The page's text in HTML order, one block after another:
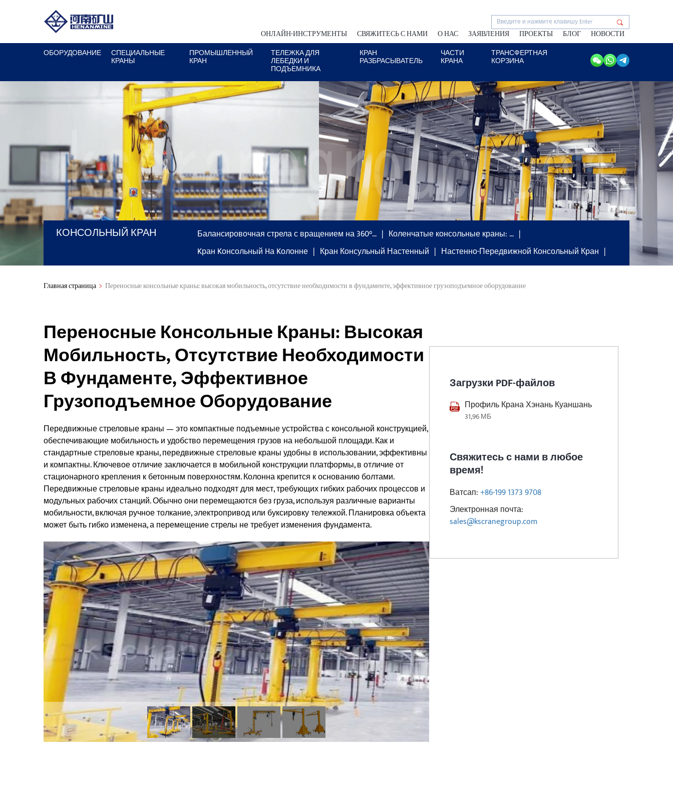
ОНЛАЙН-ИНСТРУМЕНТЫ СВЯЖИТЕСЬ С НАМИ О НАС ЗАЯВЛЕНИЯ ПРОЕКТЫ БЛОГ
НОВОСТИ
ОБОРУДОВАНИЕ
СПЕЦИАЛЬНЫЕ
КРАНЫ
ПРОМЫШЛЕННЫЙ
КРАН
ТЕЛЕЖКА ДЛЯ
ЛЕБЕДКИ И
ПОДЪЕМНИКА
КРАН
РАЗБРАСЫВАТЕЛЬ
ЧАСТИ
КРАНА
ТРАНСФЕРТНАЯ
КОРЗИНА
КОНСОЛЬНЫЙ КРАН Балансировочная стрела с вращением на 360°…
Коленчатые консольные краны: …
Kран Kонсольный Hа Kолонне
Кран Консульный Настенный Настенно-Передвижной Консольный Кран
Главная страница Переносные консольные краны: высокая мобильность, отсутствие необходимости в фундаменте, эффективное грузоподъемное оборудование
Переносные Консольные Краны: Высокая
Мобильность, Отсутствие Необходимости
В Фундаменте, Эффективное
Грузоподъемное Оборудование
Передвижные стреловые краны — это компактные подъемные устройства с консольной конструкцией,
обеспечивающие мобильность и удобство перемещения грузов на небольшой площади. Как и
стандартные стреловые краны, передвижные стреловые краны удобны в использовании, эффективны
и компактны. Ключевое отличие заключается в мобильной конструкции платформы, в отличие от
стационарного крепления к бетонным поверхностям. Колонна крепится к основанию болтами.
Передвижные стреловые краны идеально подходят для мест, требующих гибких рабочих процессов и
модульных рабочих станций. Обычно они перемещаются без груза, используя различные варианты
мобильности, включая ручное толкание, электропривод или буксировку тележкой. Планировка объекта
может быть гибко изменена, а перемещение стрелы не требует изменения фундамента.
Загрузки PDF-файлов
Профиль Крана Хэнань Куаншань
31,96 МБ
Свяжитесь с нами в любое
время!
Ватсап:+86-199 1373 9708
Электронная почта:
sales@kscranegroup.com